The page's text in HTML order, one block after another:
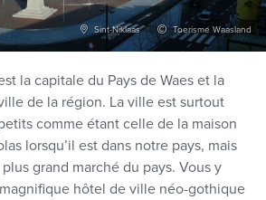
Sint-Niklaas Toerisme Waasland
la capitale du Pays de Waes et la
de la région. La ville est surtout
comme étant celle de la maison
lorsqu’il est dans notre pays, mais
grand marché du pays. Vous y
hôtel de ville néo-gothique